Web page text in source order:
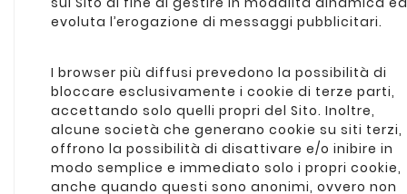
evoluta l’erogazione di messaggi pubblicitari.
I browser più diffusi prevedono la possibilità di
bloccare esclusivamente i cookie di terze parti,
accettando solo quelli propri del Sito. Inoltre,
alcune società che generano cookie su siti terzi,
offrono la possibilità di disattivare e/o inibire in
modo semplice e immediato solo i propri cookie,
anche quando questi sono anonimi, ovvero non